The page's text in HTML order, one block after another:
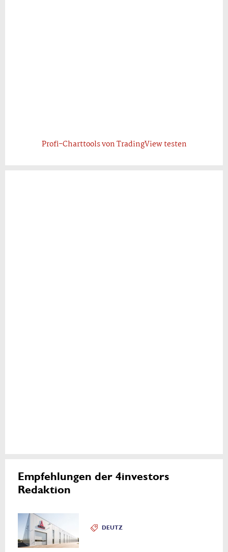
Profi-Charttools von TradingView testen
Empfehlungen der 4investors
Redaktion
DEUTZ